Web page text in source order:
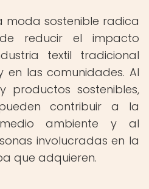
moda sostenible radica
reducir el impacto
textil tradicional
en las comunidades. Al
sostenibles,
contribuir a la
ambiente y al
involucradas en la
que adquieren.